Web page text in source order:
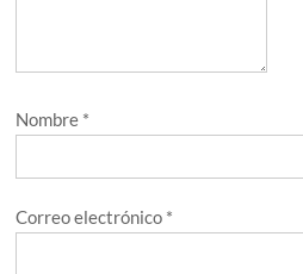
Nombre *
Correo electrónico *